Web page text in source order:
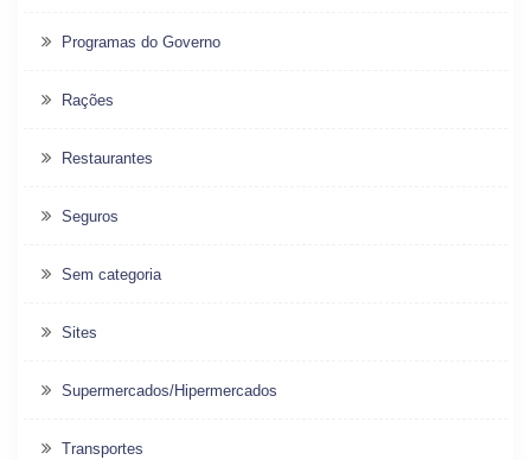
Programas do Governo
Rações
Restaurantes
Seguros
Sem categoria
Sites
Supermercados/Hipermercados
Transportes